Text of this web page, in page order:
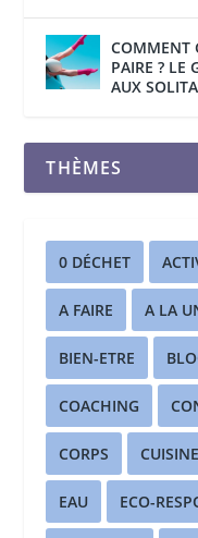
COMMENT
PAIRE ? LE
AUX
THÈMES
0 DÉCHET
A FAIRE A LA
BIEN-ETRE
COACHING
CORPS CUISINE
EAU ECO-